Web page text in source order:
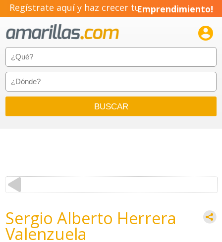
Regístrate aquí y haz crecer tuEmprendimiento!

Sergio Alberto Herrera
Valenzuela